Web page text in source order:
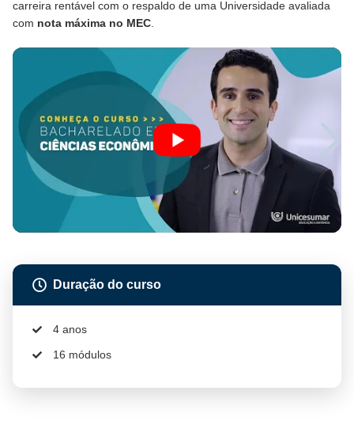
carreira rentável com o respaldo de uma Universidade avaliada
com nota máxima no MEC
Duração do curso
4 anos
16 módulos